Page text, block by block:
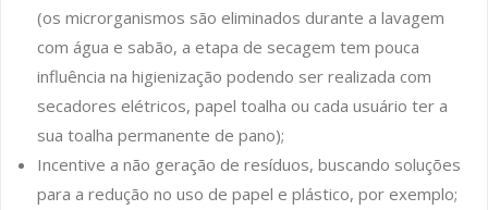
(os microrganismos são eliminados durante a lavagem
com água e sabão, a etapa de secagem tem pouca
influência na higienização podendo ser realizada com
secadores elétricos, papel toalha ou cada usuário ter a
sua toalha permanente de pano);
Incentive a não geração de resíduos, buscando soluções
para a redução no uso de papel e plástico, por exemplo;